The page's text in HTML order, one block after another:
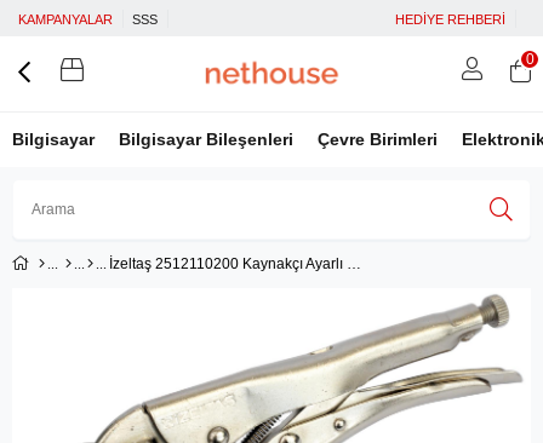
KAMPANYALAR SSS HEDİYE REHBERİ
Bilgisayar Bilgisayar Bileşenleri Çevre Birimleri
Üye Girişi Facebook İle Bağlan
Google İle Bağlan
0
İzeltaş 2512110200 Kaynakçı Ayarlı Pense (Düz Ağız)